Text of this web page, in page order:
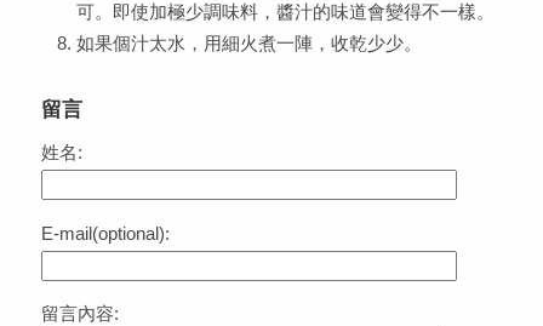
可。即使加極少調味料，醬汁的味道會變得不一樣。
如果個汁太水，用細火煮一陣，收乾少少。
留言
姓名:
E-mail(optional):
留言內容: